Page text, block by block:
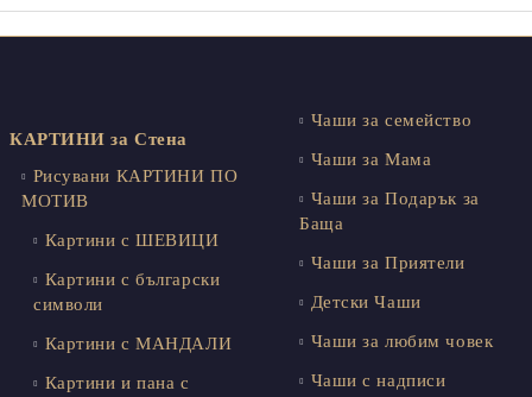
КАРТИНИ за Стена
Рисувани КАРТИНИ ПО
МОТИВ
Картини с ШЕВИЦИ
Картини с български
символи
Картини с МАНДАЛИ
Картини и пана с
Чаши за семейство
Чаши за Мама
Чаши за Подарък за
Баща
Чаши за Приятели
Детски Чаши
Чаши за любим човек
Чаши с надписи